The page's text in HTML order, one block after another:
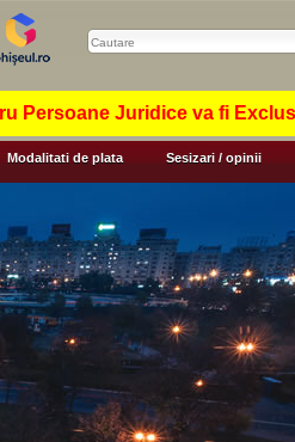
Persoane Juridice va fi
Modalitati de plata Sesizari / opinii